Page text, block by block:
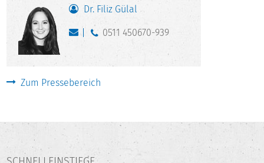
Dr. Filiz Gülal
0511 450670-939
Zum Pressebereich